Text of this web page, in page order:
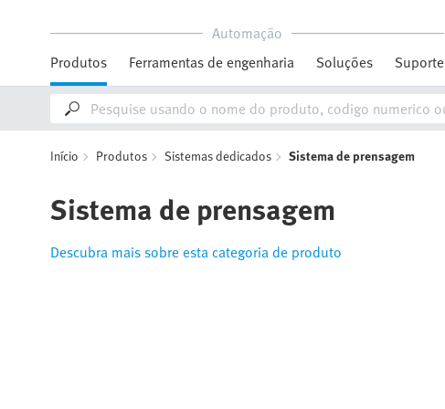
Automação
Produtos
Ferramentas de engenharia Soluções Suporte
Início Produtos Sistemas dedicados Sistema de prensagem
Sistema de prensagem
Descubra mais sobre esta categoria de produto